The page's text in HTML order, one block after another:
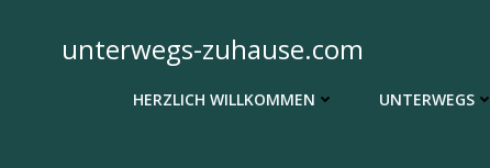
springenunterwegs-zuhause.com
HERZLICH WILLKOMMEN UNTERWEGS